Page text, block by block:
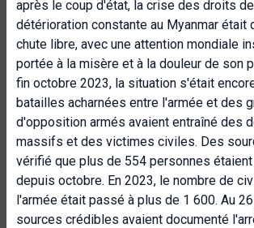
après le coup d'état, la crise des droits
détérioration constante au Myanmar était
chute libre, avec une attention mondiale
portée à la misère et à la douleur de son
fin octobre 2023, la situation s'était
batailles acharnées entre l'armée et des
d'opposition armés avaient entraîné des
massifs et des victimes civiles. Des
vérifié que plus de 554 personnes
depuis octobre. En 2023, le nombre de
l'armée était passé à plus de 1 600. Au
sources crédibles avaient documenté